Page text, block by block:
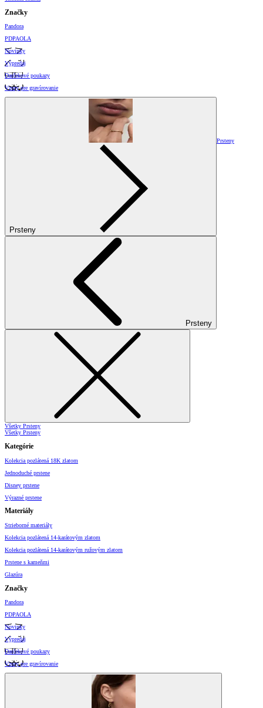
Značky
Pandora
PDPAOLA
Novinky
Výpredaj
Darčekové poukazy
Vzory pre gravírovanie
Prsteny
Prsteny
Prsteny
Všetky Prsteny
Všetky Prsteny
Kategórie
Kolekcia pozlátená 18K zlatom
Jednoduché prstene
Disney prstene
Výrazné prstene
Materiály
Strieborné materiály
Kolekcia pozlátená 14-karátovým zlatom
Kolekcia pozlátená 14-karátovým ružovým zlatom
Prstene s kameňmi
Glazúra
Značky
Pandora
PDPAOLA
Novinky
Výpredaj
Darčekové poukazy
Vzory pre gravírovanie